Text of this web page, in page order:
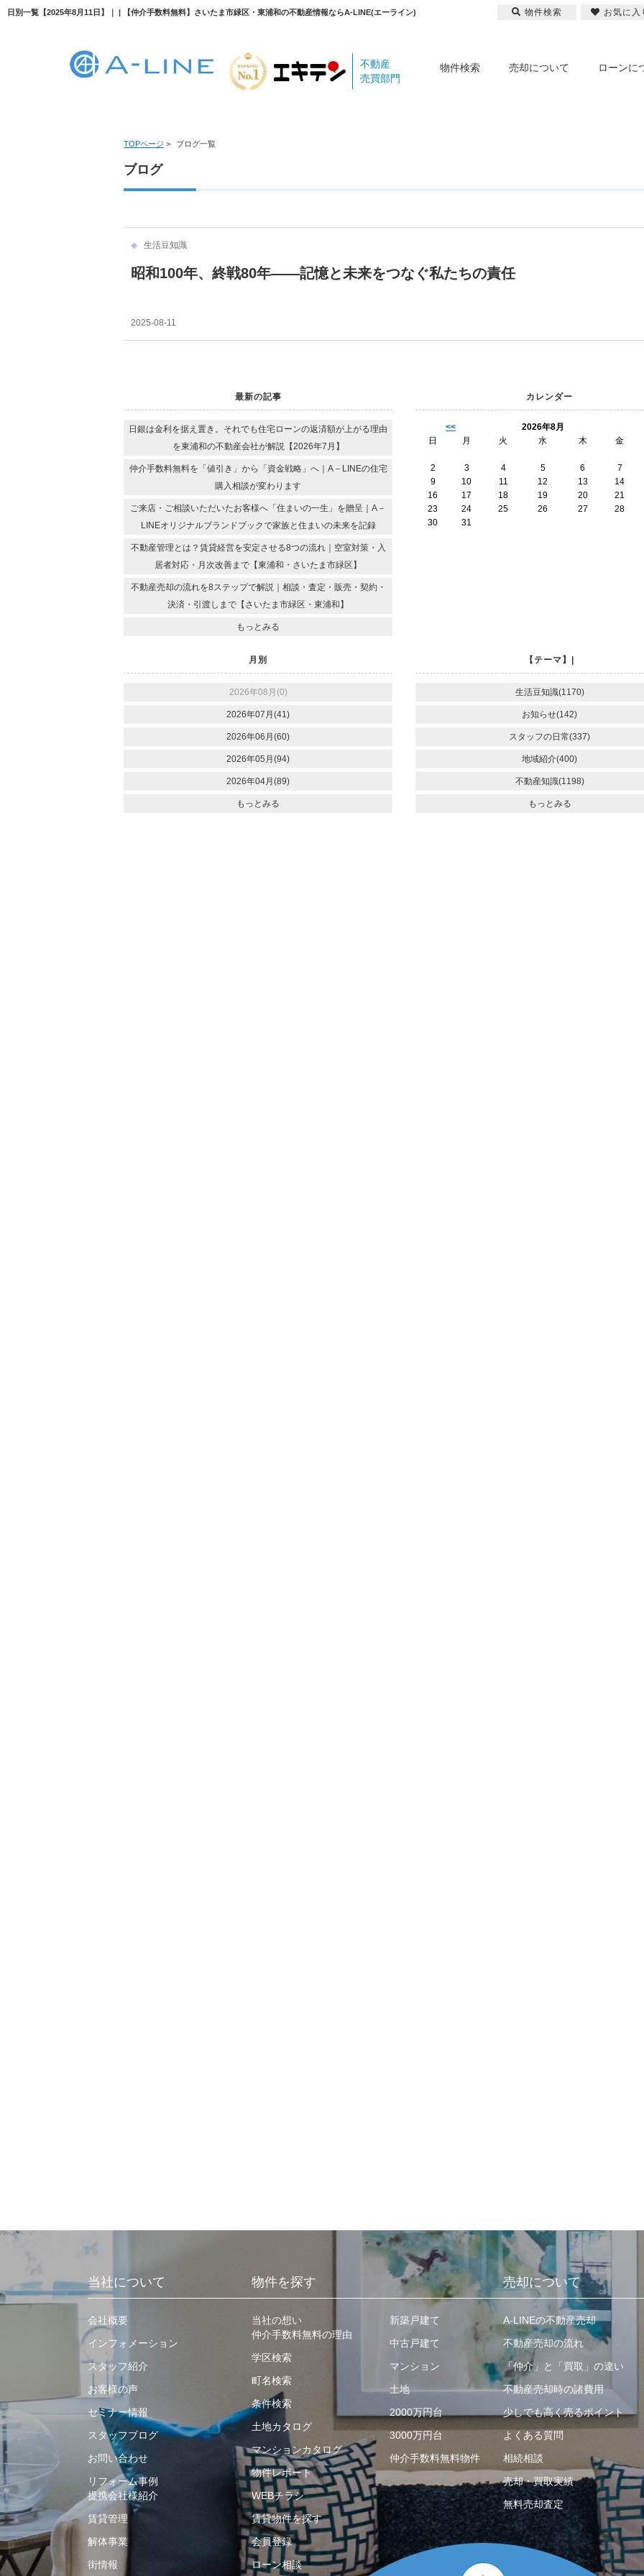
日別一覧【2025年8月11日】｜ | 【仲介手数料無料】さいたま市緑区・東浦和の不動産情報ならA-LINE(エーライン)
不動産
売買部門
物件検索 売却について ローンに
TOPページ > ブログ一覧
ブログ
生活豆知識
昭和100年、終戦80年――記憶と未来をつなぐ私たちの責任
2025-08-11
最新の記事
日銀は金利を据え置き。それでも住宅ローンの返済額が上がる理由
を東浦和の不動産会社が解説【2026年7月】
仲介手数料無料を「値引き」から「資金戦略」へ｜A－LINEの住宅
購入相談が変わります
ご来店・ご相談いただいたお客様へ「住まいの一生」を贈呈｜A－
LINEオリジナルブランドブックで家族と住まいの未来を記録
不動産管理とは？賃貸経営を安定させる8つの流れ｜空室対策・入
居者対応・月次改善まで【東浦和・さいたま市緑区】
不動産売却の流れを8ステップで解説｜相談・査定・販売・契約・
決済・引渡しまで【さいたま市緑区・東浦和】
もっとみる
カレンダー
<<
2026年8月
日
月 火 水 木 金
2 3 4 5 6
7
9
10 11 12 13
14
16
17 18 19 20
21
23
24 25 26 27
28
30
31
月別
2026年08月(0)
2026年07月(41)
2026年06月(60)
2026年05月(94)
2026年04月(89)
もっとみる
【テーマ】|
生活豆知識(1170)
お知らせ(142)
スタッフの日常(337)
地域紹介(400)
不動産知識(1198)
もっとみる
当社について
会社概要
インフォメーション
スタッフ紹介
お客様の声
セミナー情報
スタッフブログ
お問い合わせ
リフォーム事例
提携会社様紹介
賃貸管理
解体事業
街情報
物件を探す
当社の想い
仲介手数料無料の理由
学区検索
町名検索
条件検索
土地カタログ
マンションカタログ
物件レポート
WEBチラシ
賃貸物件を探す
会員登録
ローン相談
新築戸建て
中古戸建て
マンション
土地
2000万円台
3000万円台
仲介手数料無料物件
売却について
A-LINEの不動産売却
不動産売却の流れ
「仲介」と「買取」の違い
不動産売却時の諸費用
少しでも高く売るポイント
よくある質問
相続相談
売却・買取実績
無料売却査定
物件検索 お気に入